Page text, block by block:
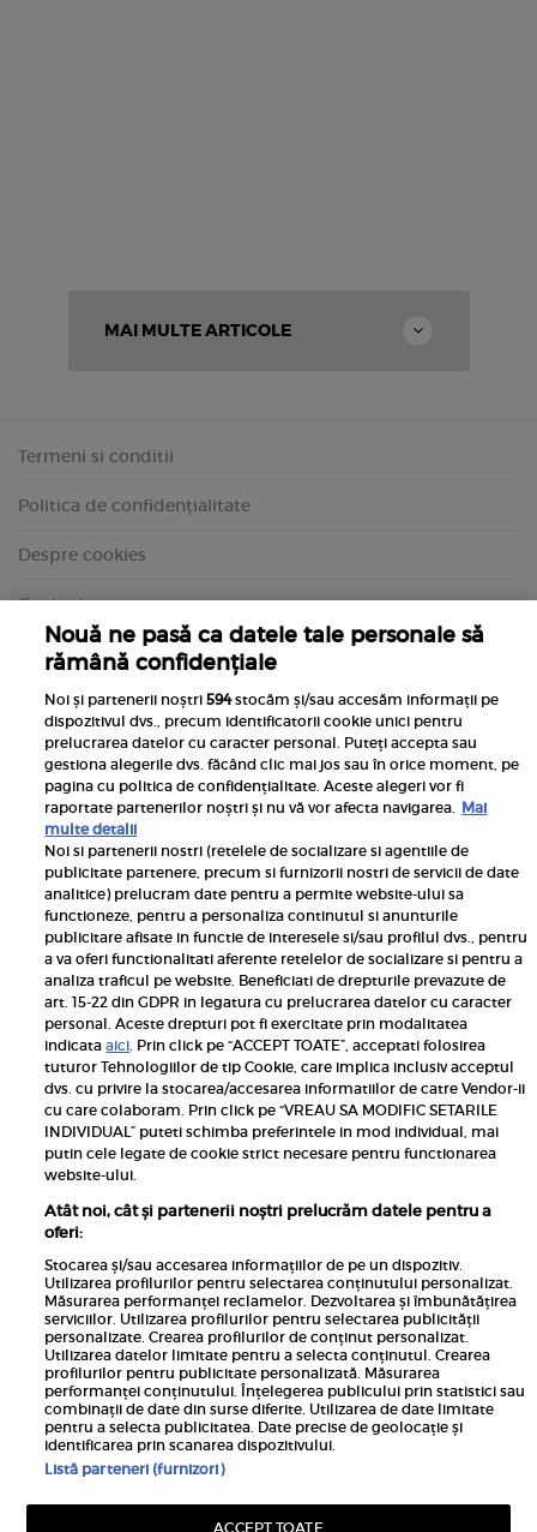
MAI MULTE ARTICOLE
Termeni si conditii
Politica de confidențialitate
Despre cookies
Contact
Inscrie-te la newsletterul UNICA
Pariază responsabil! Decizia ONJN nr. 821/25.09.2025.
Jocurile de noroc sunt interzise minorilor.
Links
Calculator sarcina
Rețete
Libertatea
Viva
Libertatea pentru femei
Avantaje
Nouă ne pasă ca datele tale personale să
rămână confidențiale
Noi și partenerii noștri594stocăm și/sau accesăm informații pe
dispozitivul dvs., precum identificatorii cookie unici pentru
prelucrarea datelor cu caracter personal. Puteți accepta sau
gestiona alegerile dvs. făcând clic mai jos sau în orice moment, pe
pagina cu politica de confidențialitate. Aceste alegeri vor fi
raportate partenerilor noștri și nu vă vor afecta navigarea. Mai
multe detalii
Noi si partenerii nostri (retelele de socializare si agentiile de
publicitate partenere, precum si furnizorii nostri de servicii de date
analitice) prelucram date pentru a permite website-ului sa
functioneze, pentru a personaliza continutul si anunturile
publicitare afisate in functie de interesele si/sau profilul dvs., pentru
a va oferi functionalitati aferente retelelor de socializare si pentru a
analiza traficul pe website. Beneficiati de drepturile prevazute de
art. 15-22 din GDPR in legatura cu prelucrarea datelor cu caracter
personal. Aceste drepturi pot fi exercitate prin modalitatea
indicataaici. Prin click pe “ACCEPT TOATE”, acceptati folosirea
tuturor Tehnologiilor de tip Cookie, care implica inclusiv acceptul
dvs. cu privire la stocarea/accesarea informatiilor de catre Vendor-ii
cu care colaboram. Prin click pe “VREAU SA MODIFIC SETARILE
INDIVIDUAL” puteti schimba preferintele in mod individual, mai
putin cele legate de cookie strict necesare pentru functionarea
website-ului.
Atât noi, cât și partenerii noștri prelucrăm datele pentru a
oferi:
Stocarea și/sau accesarea informațiilor de pe un dispozitiv.
Utilizarea profilurilor pentru selectarea conținutului personalizat.
Măsurarea performanței reclamelor. Dezvoltarea și îmbunătățirea
serviciilor. Utilizarea profilurilor pentru selectarea publicității
personalizate. Crearea profilurilor de conținut personalizat.
Utilizarea datelor limitate pentru a selecta conținutul. Crearea
profilurilor pentru publicitate personalizată. Măsurarea
performanței conținutului. Înțelegerea publicului prin statistici sau
combinații de date din surse diferite. Utilizarea de date limitate
pentru a selecta publicitatea. Date precise de geolocație și
identificarea prin scanarea dispozitivului.
Listă parteneri (furnizori)
ACCEPT TOATE